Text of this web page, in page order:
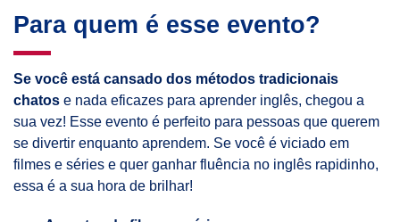
Para quem é esse evento?
Se você está cansado dos métodos tradicionais
chatos e nada eficazes para aprender inglês, chegou a
sua vez! Esse evento é perfeito para pessoas que querem
se divertir enquanto aprendem. Se você é viciado em
filmes e séries e quer ganhar fluência no inglês rapidinho,
essa é a sua hora de brilhar!